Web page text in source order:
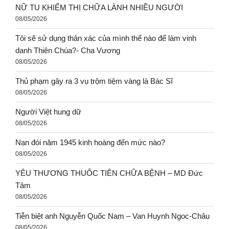
NỮ TU KHIẾM THỊ CHỮA LÀNH NHIỀU NGƯỜI
08/05/2026
Tôi sẽ sử dụng thân xác của mình thế nào để làm vinh
danh Thiên Chúa?- Cha Vương
08/05/2026
Thủ phạm gây ra 3 vụ trộm tiệm vàng là Bác Sĩ
08/05/2026
Người Việt hung dữ
08/05/2026
Nạn đói năm 1945 kinh hoàng đến mức nào?
08/05/2026
YÊU THƯƠNG THUỐC TIÊN CHỮA BỆNH – MD Đức
Tâm
08/05/2026
Tiễn biệt anh Nguyễn Quốc Nam – Van Huynh Ngoc-Châu
08/05/2026